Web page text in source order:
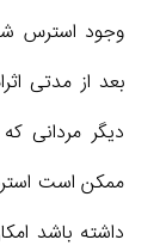
وجود استرس
بعد از مدتی
دیگر مردانی
ممکن است
داشته باشد